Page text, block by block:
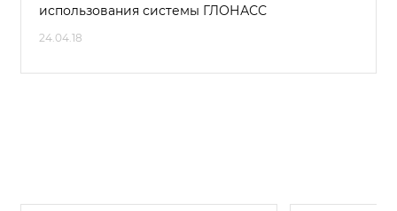
использования системы ГЛОНАСС
24.04.18